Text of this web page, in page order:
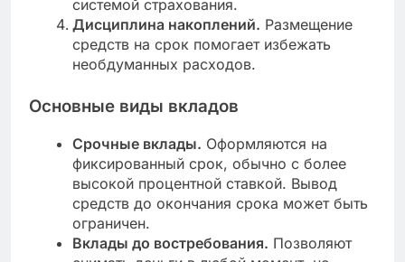
системой страхования.
Дисциплина накоплений. Размещение
средств на срок помогает избежать
необдуманных расходов.
Основные виды вкладов
Срочные вклады. Оформляются на
фиксированный срок, обычно с более
высокой процентной ставкой. Вывод
средств до окончания срока может быть
ограничен.
Вклады до востребования. Позволяют